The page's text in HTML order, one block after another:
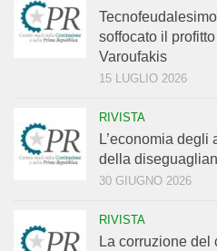
soffocato il
Varoufakis
15 LUGLIO 2026
RIVISTA
L’economia
della
30 GIUGNO 2026
RIVISTA
La corruzione